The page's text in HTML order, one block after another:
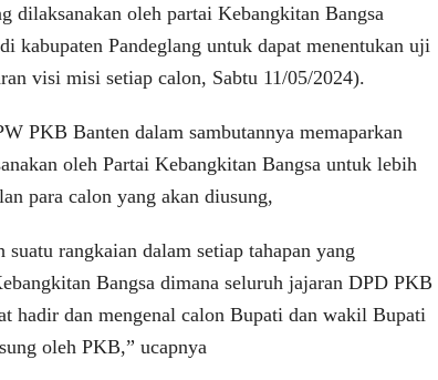
dilaksanakan oleh partai Kebangkitan Bangsa
kabupaten Pandeglang untuk dapat menentukan uji
visi misi setiap calon, Sabtu 11/05/2024).
PKB Banten dalam sambutannya memaparkan
oleh Partai Kebangkitan Bangsa untuk lebih
para calon yang akan diusung,
rangkaian dalam setiap tahapan yang
Bangsa dimana seluruh jajaran DPD PKB
hadir dan mengenal calon Bupati dan wakil Bupati
oleh PKB,” ucapnya